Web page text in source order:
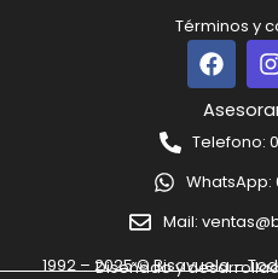
Términos y
F
a
c
e
b
o
o
k
I
t
r
Telefono:
WhatsApp:
Mail:
Diseñado y
1992 – 2025 © Bisavuela –